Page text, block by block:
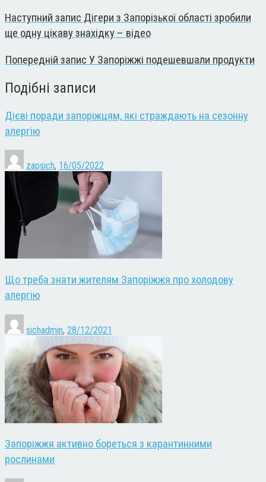
Наступний запис Дігери з Запорізької області зробили
ще одну цікаву знахідку – відео
Попередній запис У Запоріжжі подешевшали продукти
Подібні записи
Дієві поради запоріжцям, які страждають на сезонну
алергію
zapsich, 16/05/2022
Що треба знати жителям Запоріжжя про холодову
алергію
sichadmin, 28/12/2021
Запоріжжя активно бореться з карантинними
рослинами